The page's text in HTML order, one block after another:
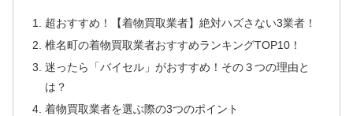
超おすすめ！【着物買取業者】絶対ハズさない3業者！
椎名町の着物買取業者おすすめランキングTOP10！
迷ったら「バイセル」がおすすめ！その３つの理由と
は？
着物買取業者を選ぶ際の3つのポイント